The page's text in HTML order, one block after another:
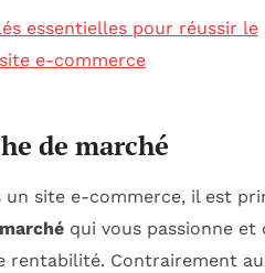
essentielles pour réussir le
e-commerce
de marché
un site e-commerce, il est
qui vous passionne et
rentabilité. Contrairement